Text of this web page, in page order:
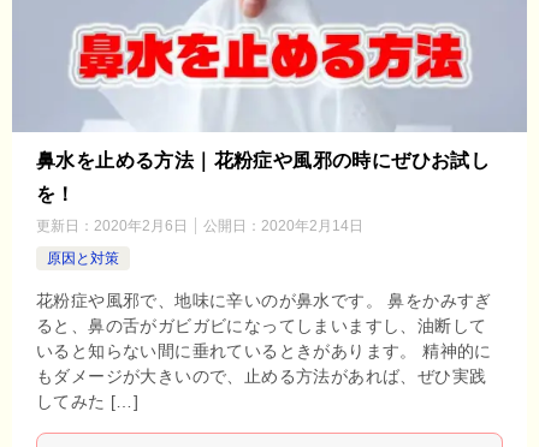
鼻水を止める方法｜花粉症や風邪の時にぜひお試し
を！
更新日： 2020年2月6日 公開日： 2020年2月14日
原因と対策
花粉症や風邪で、地味に辛いのが鼻水です。 鼻をかみすぎ
ると、鼻の舌がガビガビになってしまいますし、油断して
いると知らない間に垂れているときがあります。 精神的に
もダメージが大きいので、止める方法があれば、ぜひ実践
してみた […]